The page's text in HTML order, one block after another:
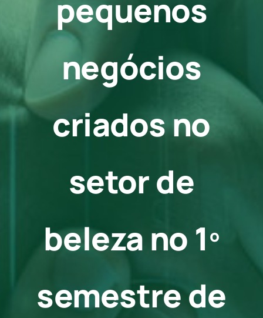
pequenos
negócios
criados no
setor de
beleza no 1º
semestre de